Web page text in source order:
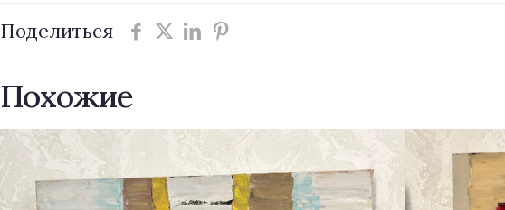
Поделиться
Похожие